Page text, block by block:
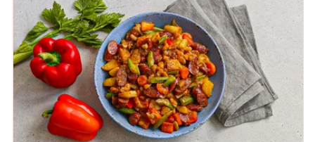
готовности. Консервированную фасоль и обжаренные
сосиски нужно добавить в самом конце приготовления.
Осталось приправить рагу специями и вустерским соусом –
и можно подавать на стол.